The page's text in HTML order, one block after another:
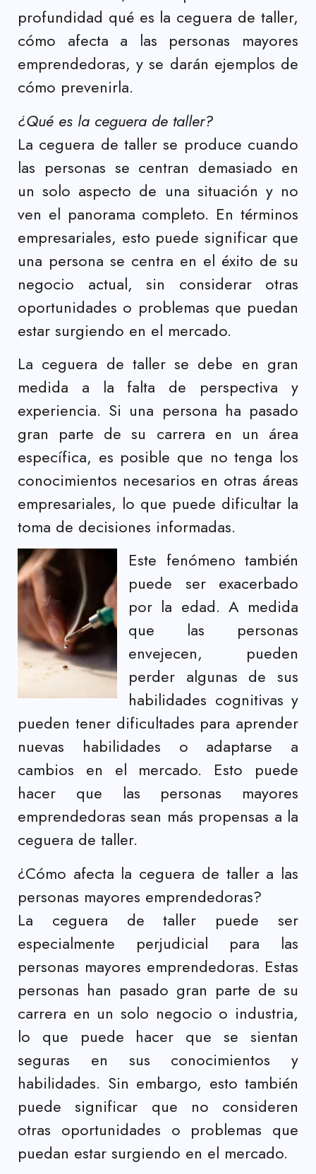
profundidad qué es la ceguera de taller,
cómo afecta a las personas mayores
emprendedoras, y se darán ejemplos de
cómo prevenirla.
¿Qué es la ceguera de taller?
La ceguera de taller se produce cuando
las personas se centran demasiado en
un solo aspecto de una situación y no
ven el panorama completo. En términos
empresariales, esto puede significar que
una persona se centra en el éxito de su
negocio actual, sin considerar otras
oportunidades o problemas que puedan
estar surgiendo en el mercado.
La ceguera de taller se debe en gran
medida a la falta de perspectiva y
experiencia. Si una persona ha pasado
gran parte de su carrera en un área
específica, es posible que no tenga los
conocimientos necesarios en otras áreas
empresariales, lo que puede dificultar la
toma de decisiones informadas.
Este fenómeno también
puede ser exacerbado
por la edad. A medida
que las personas
envejecen, pueden
perder algunas de sus
habilidades cognitivas y
pueden tener dificultades para aprender
nuevas habilidades o adaptarse a
cambios en el mercado. Esto puede
hacer que las personas mayores
emprendedoras sean más propensas a la
ceguera de taller.
¿Cómo afecta la ceguera de taller a las
personas mayores emprendedoras?
La ceguera de taller puede ser
especialmente perjudicial para las
personas mayores emprendedoras. Estas
personas han pasado gran parte de su
carrera en un solo negocio o industria,
lo que puede hacer que se sientan
seguras en sus conocimientos y
habilidades. Sin embargo, esto también
puede significar que no consideren
otras oportunidades o problemas que
puedan estar surgiendo en el mercado.